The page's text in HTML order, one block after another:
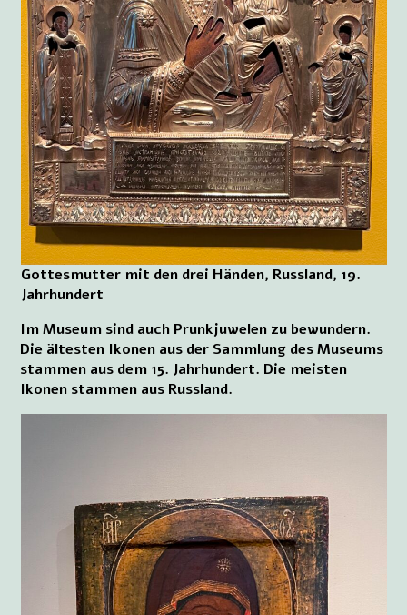
Gottesmutter mit den drei Händen, Russland, 19.
Jahrhundert
Im Museum sind auch Prunkjuwelen zu bewundern.
Die ältesten Ikonen aus der Sammlung des Museums
stammen aus dem 15. Jahrhundert. Die meisten
Ikonen stammen aus Russland.